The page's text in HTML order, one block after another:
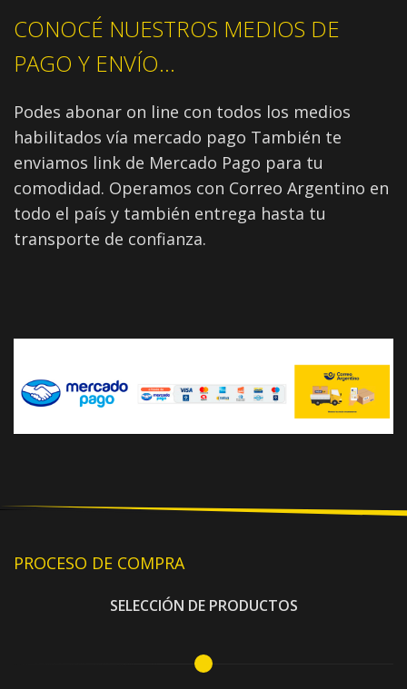
CONOCÉ NUESTROS MEDIOS DE
PAGO Y ENVÍO...
Podes abonar on line con todos los medios
habilitados vía mercado pago También te
enviamos link de Mercado Pago para tu
comodidad. Operamos con Correo Argentino en
todo el país y también entrega hasta tu
transporte de confianza.
PROCESO DE COMPRA
SELECCIÓN DE PRODUCTOS